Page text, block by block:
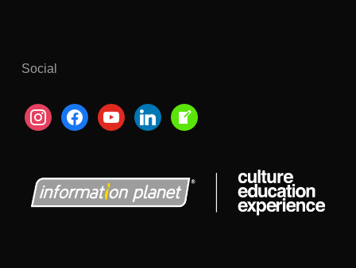
Social
instagramfacebookyoutubelinkedinwelcome-